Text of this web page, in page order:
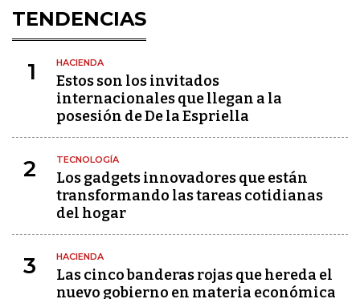
TENDENCIAS
1 HACIENDA
Estos son los invitados
internacionales que llegan a la
posesión de De la Espriella
2 TECNOLOGÍA
Los gadgets innovadores que están
transformando las tareas cotidianas
del hogar
3 HACIENDA
Las cinco banderas rojas que hereda el
nuevo gobierno en materia económica